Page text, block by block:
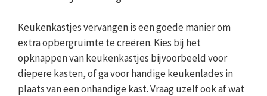
Keukenkastjes vervangen is een goede manier om
extra opbergruimte te creëren. Kies bij het
opknappen van keukenkastjes bijvoorbeeld voor
diepere kasten, of ga voor handige keukenlades in
plaats van een onhandige kast. Vraag uzelf ook af wat